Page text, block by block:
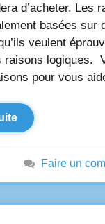
d’acheter. Les
basées sur
veulent
raisons logiques.
pour vous
Faire un